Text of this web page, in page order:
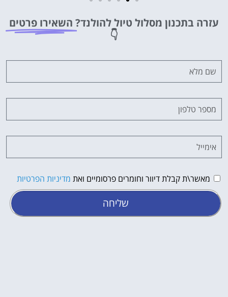
מציאת מלון
לחצו
עזרה בתכנון מסלול טיול להולנד? השאירו פרטים
👇
מאשר\ת קבלת דיוור וחומרים פרסומיים ואת מדיניות הפרטיות
שליחה